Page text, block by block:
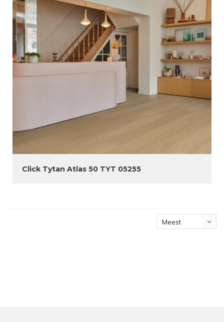
Click Tytan Atlas 50 TYT 05255
Meest